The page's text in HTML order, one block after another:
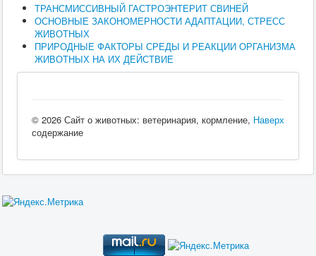
ТРАНСМИССИВНЫЙ ГАСТРОЭНТЕРИТ СВИНЕЙ
ОСНОВНЫЕ ЗАКОНОМЕРНОСТИ АДАПТАЦИИ, СТРЕСС
ЖИВОТНЫХ
ПРИРОДНЫЕ ФАКТОРЫ СРЕДЫ И РЕАКЦИИ ОРГАНИЗМА
ЖИВОТНЫХ НА ИХ ДЕЙСТВИЕ
Наверх
© 2026 Сайт о животных: ветеринария, кормление,
содержание